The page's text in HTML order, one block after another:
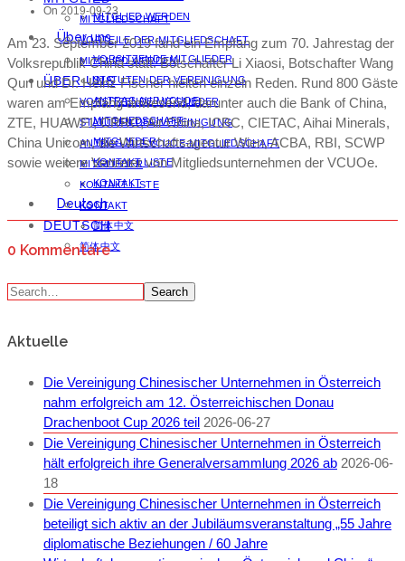
MITGLIED WERDEN
Über uns
VORSITZENDE MITGLIEDER
STATUTEN DER VEREINIGUNG
ANTRAG AUF VCUOE-
MITGLIEDSCHAFT
MITGLIEDER
KONTAKT LISTE
KONTAKT
Deutsch
简体中文
MITGLIEDSCHAFT
VORTEILE DER MITGLIEDSCHAFT
MITGLIED WERDEN
ÜBER UNS
VORSITZENDE MITGLIEDER
STATUTEN DER VEREINIGUNG
ANTRAG AUF VCUOE-MITGLIEDSCHAFT
MITGLIEDER
KONTAKT LISTE
KONTAKT
DEUTSCH
简体中文
On 2019-09-23
Am 23. September 2019 fand ein Empfang zum 70. Jahrestag der
Volksrepublik China statt. Botschafter Li Xiaosi, Botschafter Wang
Qun und Dr. Heinz Fischer hielten einzeln Reden. Rund 800 Gäste
waren am Empfang anwesend, darunter auch die Bank of China,
ZTE, HUAWEI, CRRC, Air China, ICBC, CIETAC, Aihai Minerals,
China Unicom, die Wirtschaftsagentur Wien, ACBA, RBI, SCWP
sowie weitere Vertreter von Mitgliedsunternehmen der VCUOe.
0 Kommentare
Search
Aktuelle
Die Vereinigung Chinesischer Unternehmen in Österreich
nahm erfolgreich am 12. Österreichischen Donau
Drachenboot Cup 2026 teil 2026-06-27
Die Vereinigung Chinesischer Unternehmen in Österreich
hält erfolgreich ihre Generalversammlung 2026 ab 2026-06-
18
Die Vereinigung Chinesischer Unternehmen in Österreich
beteiligt sich aktiv an der Jubiläumsveranstaltung „55 Jahre
diplomatische Beziehungen / 60 Jahre